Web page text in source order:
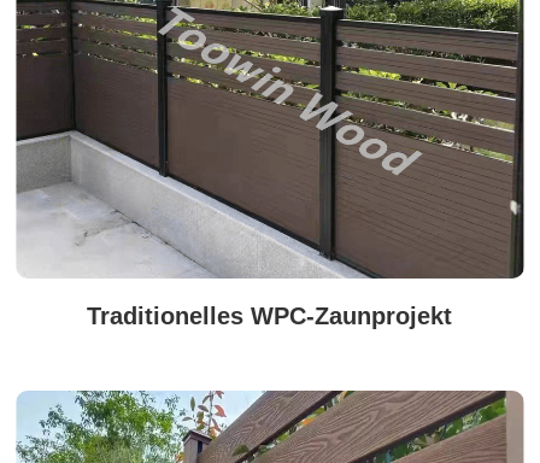
Traditionelles WPC-Zaunprojekt